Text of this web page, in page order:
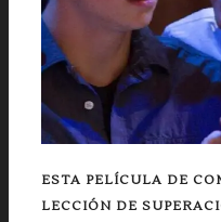
ESTA PELÍCULA DE
LECCIÓN DE